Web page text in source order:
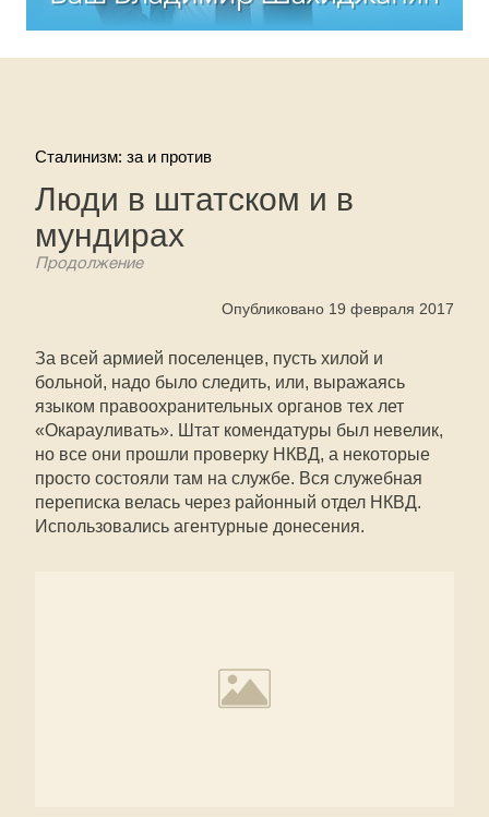
Сталинизм: за и против
Люди в штатском и в
мундирах
Продолжение
Опубликовано 19 февраля 2017
За всей армией поселенцев, пусть хилой и
больной, надо было следить, или, выражаясь
языком правоохранительных органов тех лет
«Окарауливать». Штат комендатуры был невелик,
но все они прошли проверку НКВД, а некоторые
просто состояли там на службе. Вся служебная
переписка велась через районный отдел НКВД.
Использовались агентурные донесения.